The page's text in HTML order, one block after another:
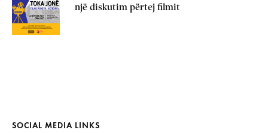
një diskutim përtej filmit
SOCIAL MEDIA LINKS